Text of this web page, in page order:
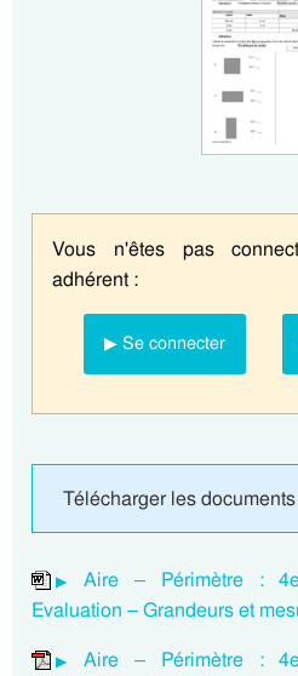
Vous n'êtes pas
adhérent :
▶ Se connecter
Télécharger les documents
Aire – Périmètre :
Evaluation – Grandeurs et
Aire – Périmètre :